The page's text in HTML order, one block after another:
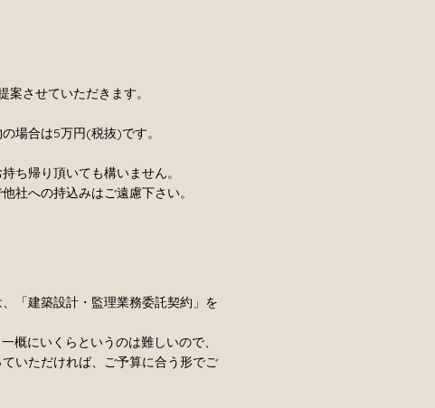
させていただきます。
場合は5万円(税抜)です。
ち帰り頂いても構いません。
社への持込みはご遠慮下さい。
「建築設計・監理業務委託契約」を
概にいくらというのは難しいので、
いただければ、ご予算に合う形でご